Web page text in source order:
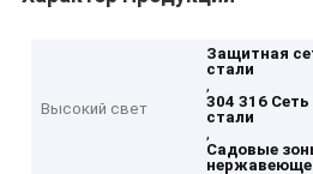
Высокий свет
Защитная
стали
,
304 316
стали
,
Садовые